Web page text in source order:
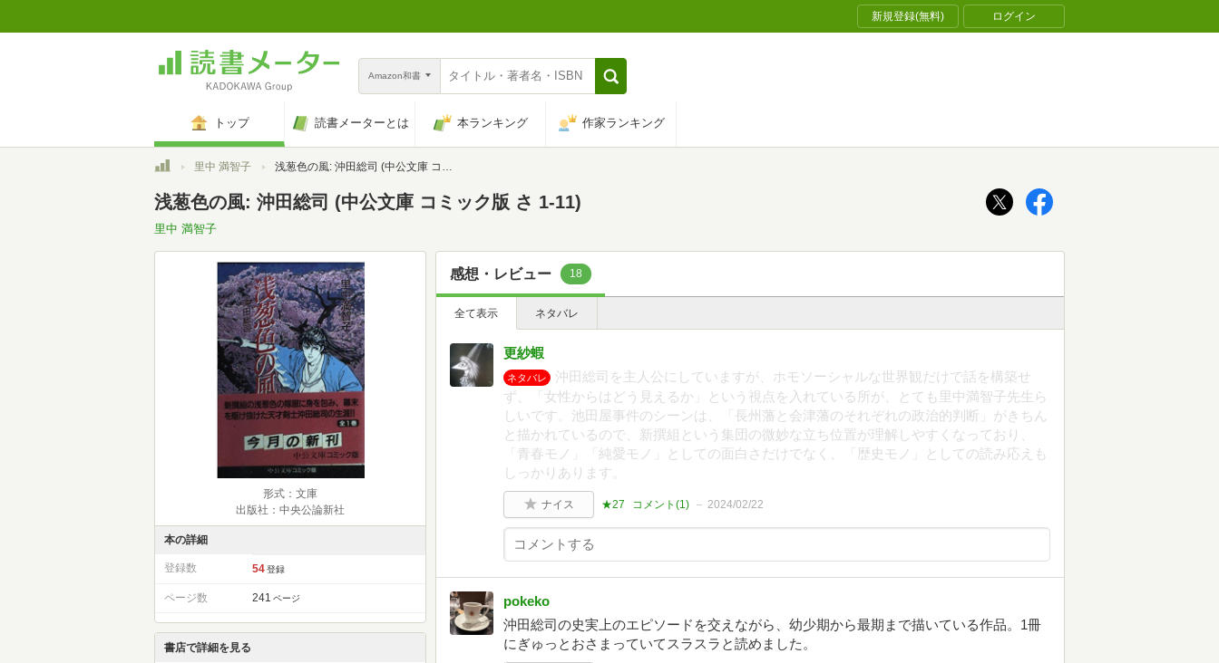
新規登録(無料) ログイン
Amazon和書
トップ 読書メーターとは 本ランキング 作家ランキング
トップ里中 満智子 浅葱色の風: 沖田総司 (中公文庫 コミック版 さ 1-11)
浅葱色の風: 沖田総司 (中公文庫 コミック版 さ 1-11)
里中 満智子
形式：文庫
出版社：中央公論新社
本の詳細
登録数 54 登録
ページ数 241 ページ
書店で詳細を見る
感想・レビュー 18
全て表示 ネタバレ
更紗蝦
ネタバレ
沖田総司を主人公にしていますが、ホモソーシャルな世界観だけで話を構築せ
ず、「女性からはどう見えるか」という視点を入れている所が、とても里中満智子先生ら
しいです。池田屋事件のシーンは、「長州藩と会津藩のそれぞれの政治的判断」がきちん
と描かれているので、新撰組という集団の微妙な立ち位置が理解しやすくなっており、
「青春モノ」「純愛モノ」としての面白さだけでなく、「歴史モノ」としての読み応えも
しっかりあります。
ナイス ★27 コメント(1) 2024/02/22
pokeko
沖田総司の史実上のエピソードを交えながら、幼少期から最期まで描いている作品。1冊
にぎゅっとおさまっていてスラスラと読めました。